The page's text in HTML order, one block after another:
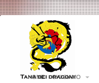
HOME CHI SIAMO